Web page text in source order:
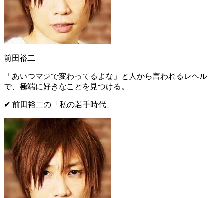
前田裕二
「 あいつマジで変わってるよな 」と人から言われるレベル
で、 極端に好きなこと を見つける。
✔︎ 前田裕二の 「 私の若手時代 」